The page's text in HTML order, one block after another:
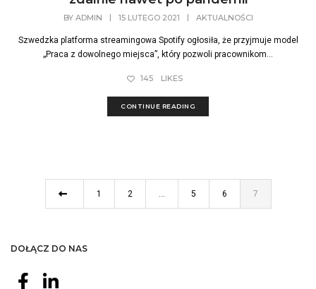
BY ADMIN | 15 LUTEGO 2021 | AKTUALNOŚCI
Szwedzka platforma streamingowa Spotify ogłosiła, że ​​przyjmuje model
„Praca z dowolnego miejsca”, który pozwoli pracownikom...
145 LIKES
CONTINUE READING
1 2 … 5 6 7
DOŁĄCZ DO NAS